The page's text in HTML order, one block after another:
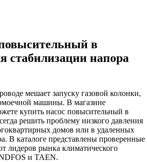
в
стабилизации напора
мешает запуску газовой колонки,
машины. В магазине
купить насос повысительный в
решить проблему низкого давления
домов или в удаленных
В каталоге представлены проверенные
лидеров рынка климатического
и TAEN.